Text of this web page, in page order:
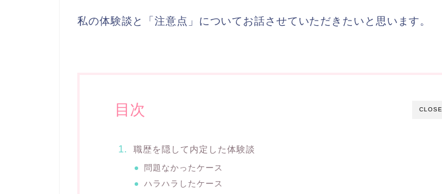
私の体験談と「注意点」についてお話させていただきたいと思います。
CLOSE
目次
職歴を隠して内定した体験談
問題なかったケース
ハラハラしたケース